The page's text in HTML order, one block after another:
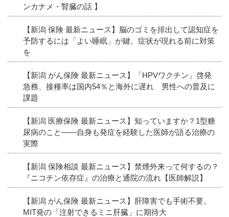
ンカナメ・腎臓の話 】
【新潟 保険 最新ニュース】脳のゴミを排出して認知症を
予防するには「よい睡眠」が鍵。症状が現れる前に対策
を
【新潟 がん保険 最新ニュース】「HPVワクチン」啓発
急務、接種率は国内54％と海外に遅れ 男性への普及に
課題
【新潟 医療保険 最新ニュース】知っていますか？1型糖
尿病のこと――自身も発症を経験した医師が語る治療の
実際
【新潟 保険相談 最新ニュース】禁煙外来って何するの？
『ニコチン依存症』の治療と通院の流れ【医師解説】
【新潟 がん保険 最新ニュース】肝障害でも手術不要。
MIT発の「注射できるミニ肝臓」に期待大